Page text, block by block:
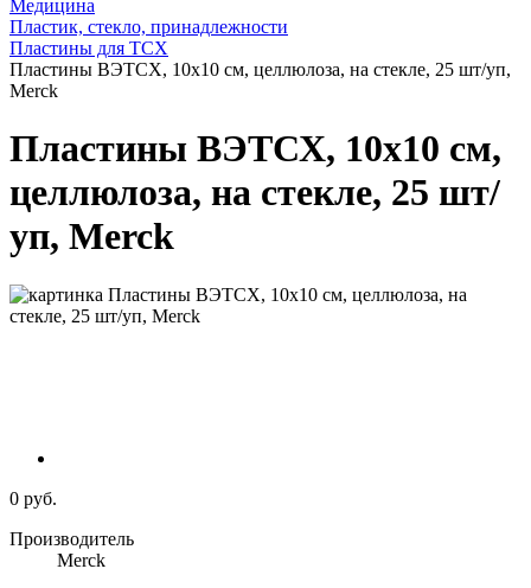
Медицина
Пластик, стекло, принадлежности
Пластины для ТСХ
Пластины ВЭТСХ, 10х10 см, целлюлоза, на стекле, 25 шт/уп,
Merck
Пластины ВЭТСХ, 10х10 см,
целлюлоза, на стекле, 25 шт/
уп, Merck
0 руб.
Производитель
Merck